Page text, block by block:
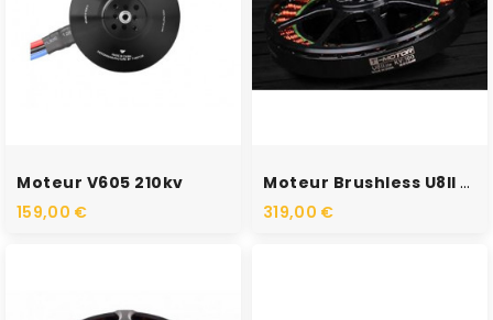
Moteur V605 210kv
159,00 €
Moteur Brushless U8II Lite...
319,00 €